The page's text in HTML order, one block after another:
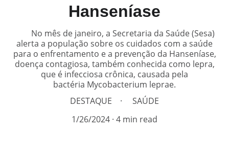
Hanseníase
No mês de janeiro, a Secretaria da Saúde (Sesa)
alerta a população sobre os cuidados com a saúde
para o enfrentamento e a prevenção da Hanseníase,
doença contagiosa, também conhecida como lepra,
que é infecciosa crônica, causada pela
bactéria Mycobacterium leprae.
DESTAQUE
SAÚDE
1/26/2024 4 min read